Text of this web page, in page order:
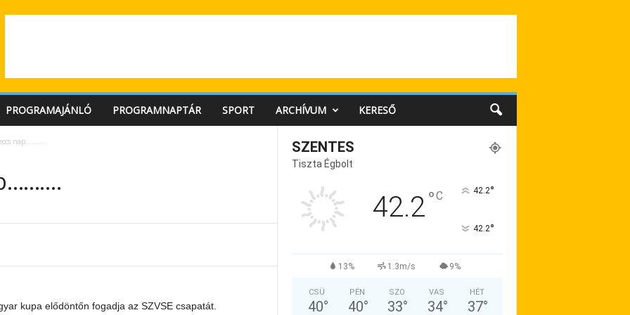
PROGRAMAJÁNLÓ PROGRAMNAPTÁR SPORT ARCHÍVUM KERESŐ
nap……….
kupa elődöntőn fogadja az SZVSE csapatát.
SZENTES
Tiszta Égbolt
42.2°C 42.2°
42.2°
13% 1.3m/s 9%
CSÜ
40°
PÉN
40°
SZO
33°
VAS
34°
HÉT
37°